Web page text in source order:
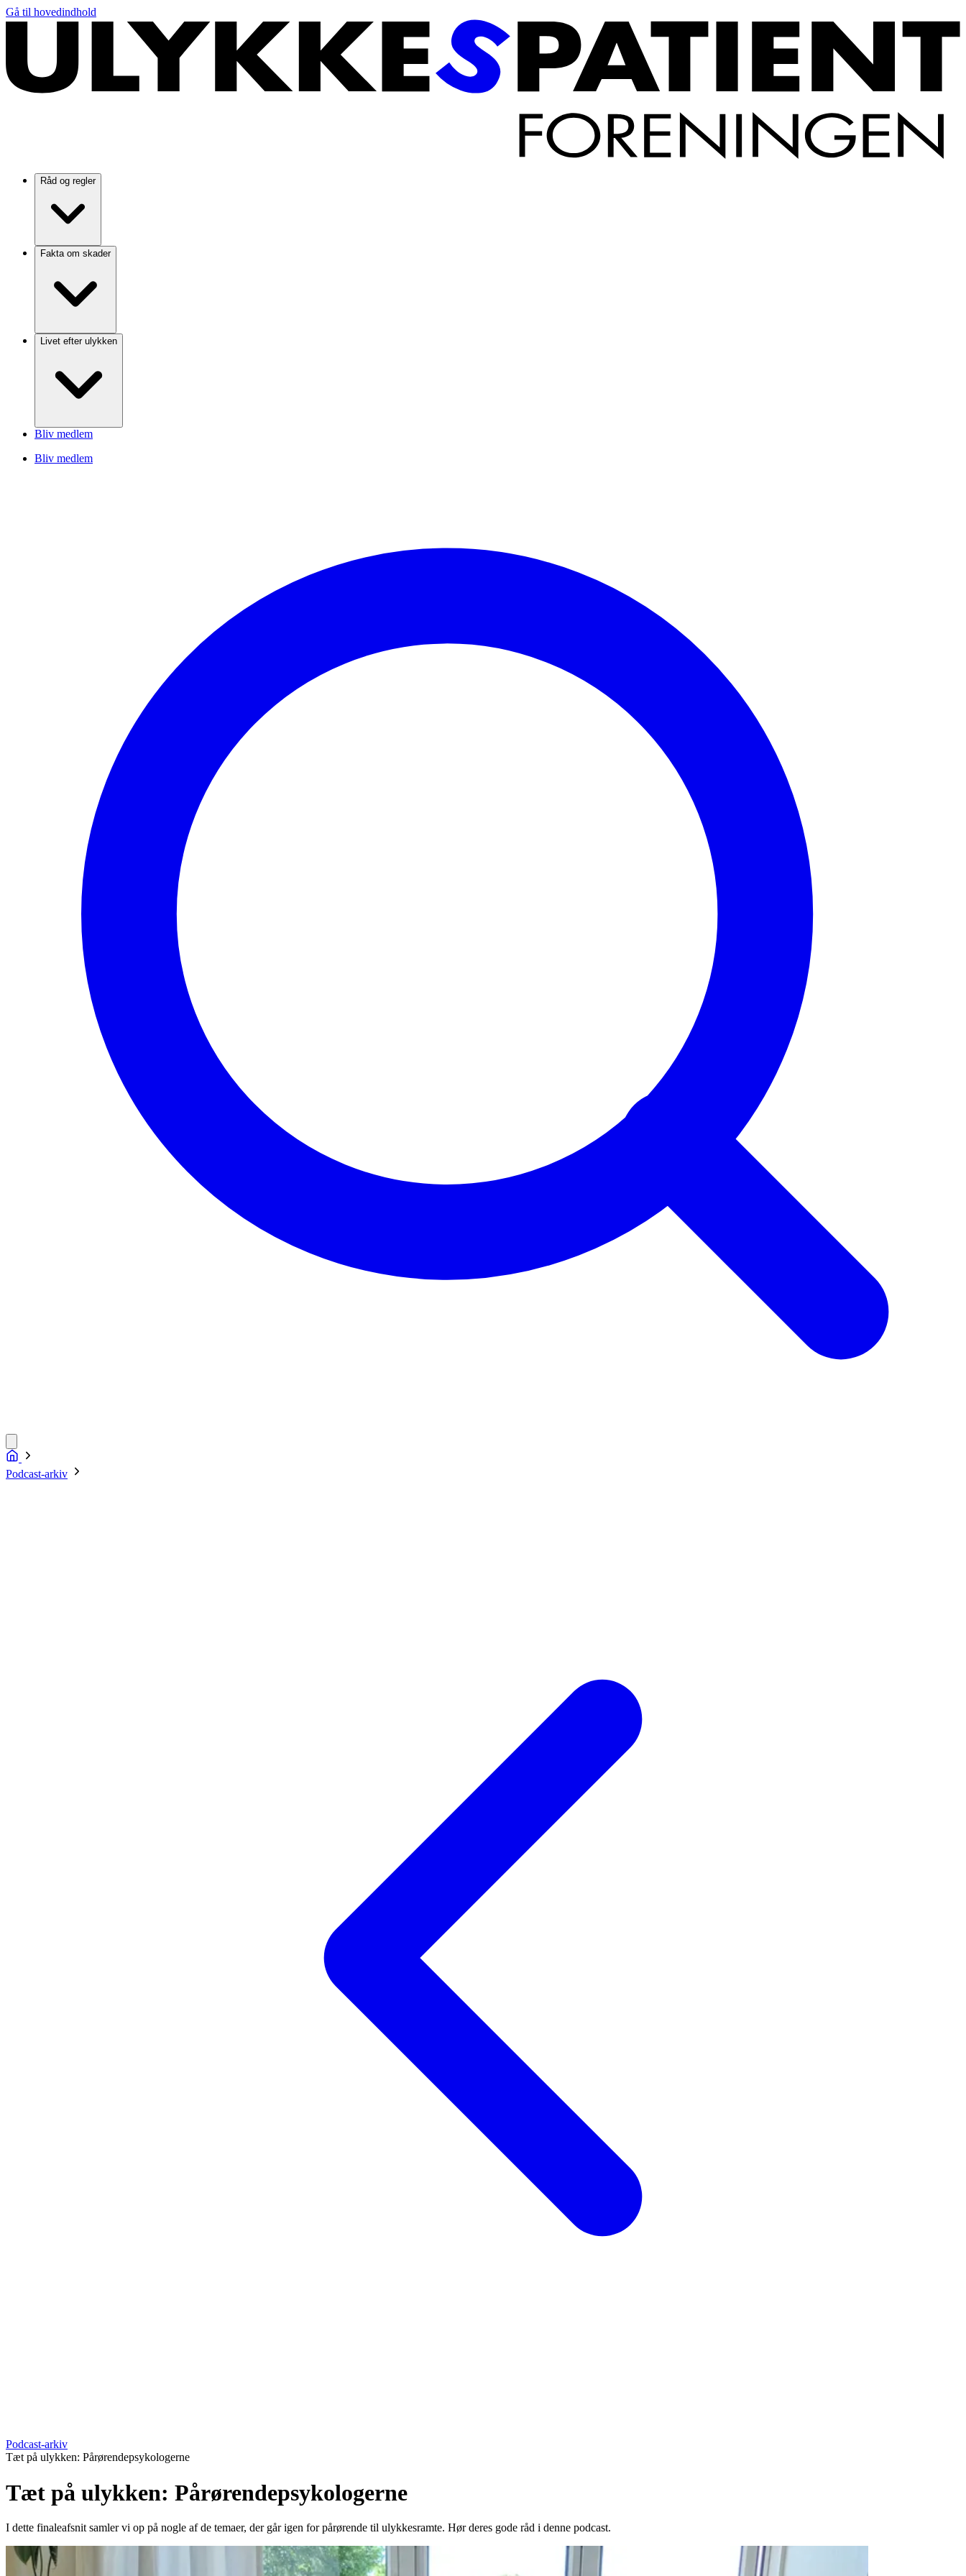
Gå til hovedindhold
Råd og regler
Fakta om skader
Livet efter ulykken
Bliv medlem
Bliv medlem
Podcast-arkiv
Podcast-arkiv
Tæt på ulykken: Pårørendepsykologerne
Tæt på ulykken: Pårørendepsykologerne
I dette finaleafsnit samler vi op på nogle af de temaer, der går igen for pårørende til ulykkesramte. Hør deres gode råd i denne podcast.